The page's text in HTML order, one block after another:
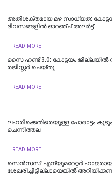
അതിശക്തമായ മഴ സാധ്യത:
ദിവസങ്ങളിൽ ഓറഞ്ച് അലർട്ട്
READ MORE
സൈ ഹണ്ട് 3.0: കോട്ടയം
രജിസ്റ്റർ ചെയ്തു
READ MORE
ലഹരിക്കെതിരെയുള്ള പോരാട്ടം
ചെന്നിത്തല
READ MORE
സെൻസസ്; എന്യൂമറേറ്റർ
ശേഖരിച്ചിട്ടില്ലായെങ്കിൽ